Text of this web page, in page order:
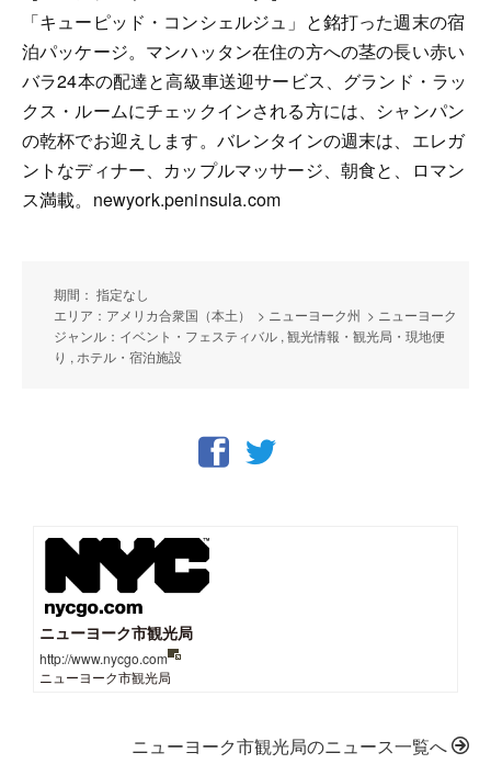
「キューピッド・コンシェルジュ」と銘打った週末の宿
泊パッケージ。マンハッタン在住の方への茎の長い赤い
バラ24本の配達と高級車送迎サービス、グランド・ラッ
クス・ルームにチェックインされる方には、シャンパン
の乾杯でお迎えします。バレンタインの週末は、エレガ
ントなディナー、カップルマッサージ、朝食と、ロマン
ス満載。newyork.peninsula.com
期間： 指定なし
エリア：アメリカ合衆国（本土） > ニューヨーク州 > ニューヨーク
ジャンル：イベント・フェスティバル , 観光情報・観光局・現地便
り , ホテル・宿泊施設
ニューヨーク市観光局
http://www.nycgo.com
ニューヨーク市観光局
ニューヨーク市観光局のニュース一覧へ